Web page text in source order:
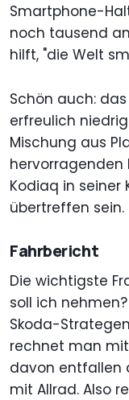
Smartphone-
noch tausend
hilft, "die Welt
Schön auch:
erfreulich
Mischung aus
hervorragenden
Kodiaq in seiner
übertreffen sein.
Fahrbericht
Die wichtigste
soll ich
Skoda-
rechnet man mit
davon entfallen
mit Allrad. Also